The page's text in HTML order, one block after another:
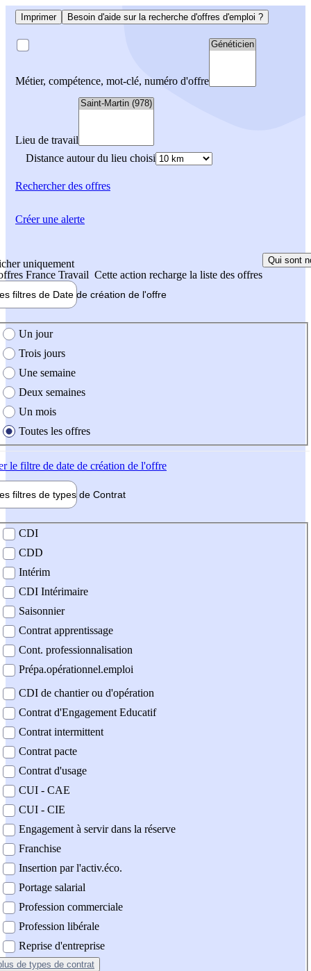
Imprimer Besoin d'aide sur la recherche d'offres d'emploi ?
Métier, compétence, mot-clé, numéro d'offre
Lieu de travail
Distance autour du lieu choisi
Rechercherdes offres
uniquement
France Travail Cette action recharge la liste des offres
Qui sont
filtres de Date de création de l'offre
création de l'offre
Un jour
Trois jours
Une semaine
Deux semaines
Un mois
Toutes les offres
le filtre de date de création de l'offre
filtres de types de Contrat
contrat
CDI
CDD
Intérim
CDI Intérimaire
Saisonnier
Contrat apprentissage
Cont. professionnalisation
Prépa.opérationnel.emploi
CDI de chantier ou d'opération
Contrat d'Engagement Educatif
Contrat intermittent
Contrat pacte
Contrat d'usage
CUI - CAE
CUI - CIE
Engagement à servir dans la réserve
Franchise
Insertion par l'activ.éco.
Portage salarial
Profession commerciale
Profession libérale
Reprise d'entreprise
de types de contrat
Créer une alerte